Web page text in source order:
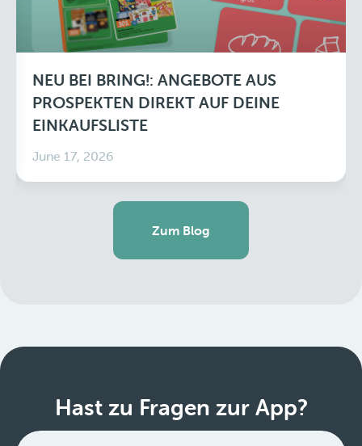
NEU BEI BRING!: ANGEBOTE AUS
PROSPEKTEN DIREKT AUF DEINE
EINKAUFSLISTE
June 17, 2026
Zum Blog
Hast zu Fragen zur App?